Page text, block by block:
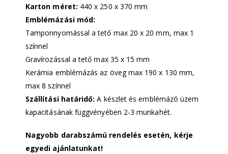
Karton méret: 440 x 250 x 370 mm
Emblémázási mód:
Tamponnyomással a tető max 20 x 20 mm, max 1
színnel
Gravírozással a tető max 35 x 15 mm
Kerámia emblémázás az öveg max 190 x 130 mm,
max 8 színnel
Szállítási határidő:A készlet és emblémázó üzem
kapacitásának függvényében 2-3 munkahét.
Nagyobb darabszámú rendelés esetén, kérje
egyedi ajánlatunkat!